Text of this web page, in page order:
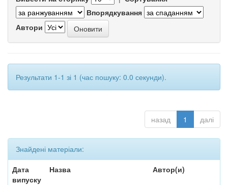
Впорядкування
Автори
Результати 1-1 зі 1 (час пошуку: 0.0 секунди).
назад 1 далі
Знайдені матеріали:
Дата
випуску
Назва Автор(и)